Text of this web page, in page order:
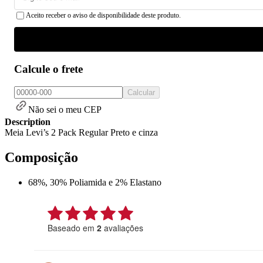
Aceito receber o aviso de disponibilidade deste produto.
Calcule o frete
Calcular
Não sei o meu CEP
Description
Meia Levi’s 2 Pack Regular Preto e cinza
Composição
68%, 30% Poliamida e 2% Elastano
Baseado em 2 avaliações